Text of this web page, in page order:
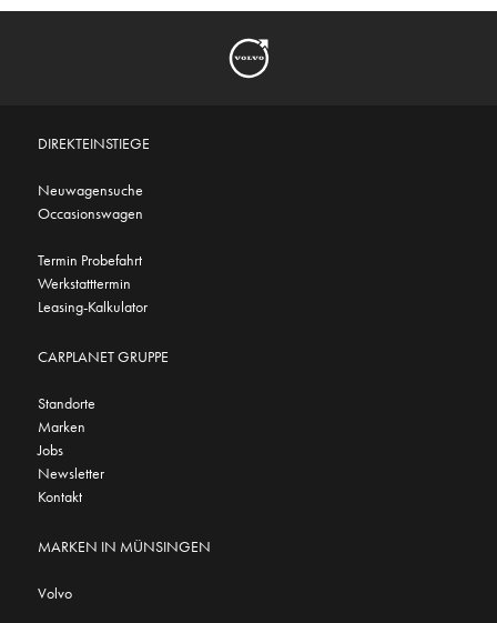
DIREKTEINSTIEGE
Neuwagensuche
Occasionswagen
Termin Probefahrt
Werkstatttermin
Leasing-Kalkulator
CARPLANET GRUPPE
Standorte
Marken
Jobs
Newsletter
Kontakt
MARKEN IN MÜNSINGEN
Volvo